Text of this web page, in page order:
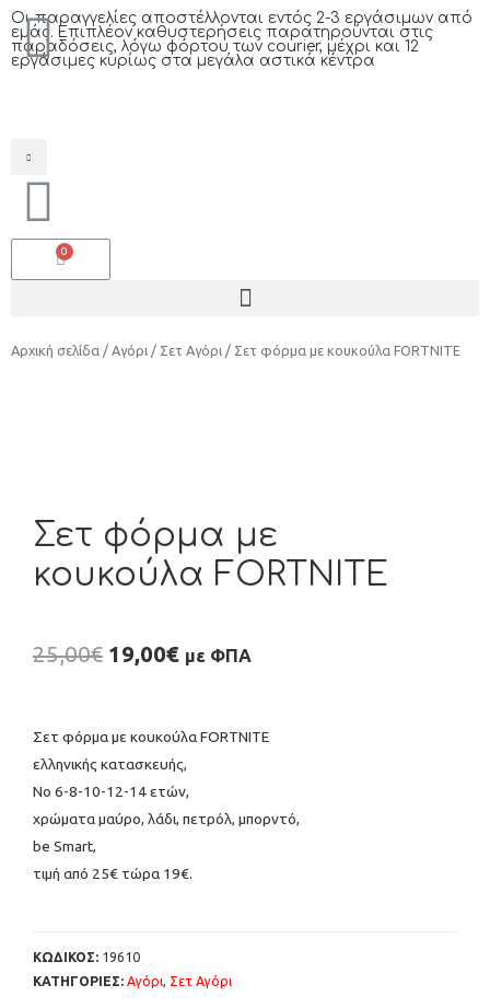
Oι παραγγελίες αποστέλλονται εντός 2-3 εργάσιμων από
εμάς. Επιπλέον καθυστερήσεις παρατηρούνται στις
παραδόσεις, λόγω φόρτου των courier, μέχρι και 12
εργάσιμες κυρίως στα μεγάλα αστικά κέντρα
Αρχική σελίδα / Αγόρι / Σετ Αγόρι / Σετ φόρμα με κουκούλα FORTNITE
Σετ φόρμα με
κουκούλα FORTNITE
25,00€ 19,00€ με ΦΠΑ
Σετ φόρμα με κουκούλα FORTNITE
ελληνικής κατασκευής,
Νο 6-8-10-12-14 ετών,
χρώματα μαύρο, λάδι, πετρόλ, μπορντό,
be Smart,
τιμή από 25€ τώρα 19€.
ΚΩΔΙΚΟΣ: 19610
ΚΑΤΗΓΟΡΙΕΣ: Αγόρι, Σετ Αγόρι